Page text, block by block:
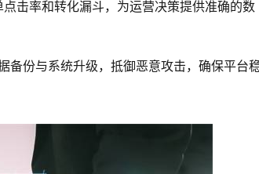
击率和转化漏斗，为运营决策提供准确的数
备份与系统升级，抵御恶意攻击，确保平台